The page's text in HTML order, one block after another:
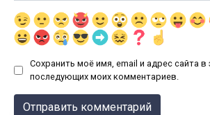
Сохранить моё имя, email и адрес сайта в
последующих моих комментариев.